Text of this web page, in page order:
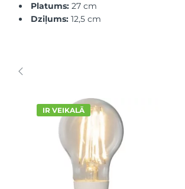
Platums:27 cm
Dziļums:12,5 cm
IR VEIKALĀ